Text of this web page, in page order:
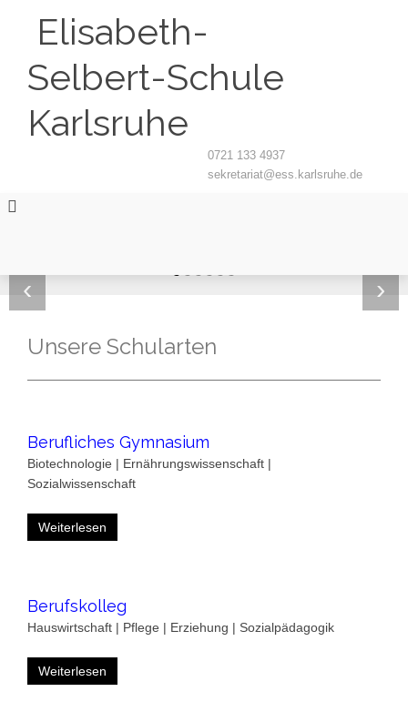
Elisabeth-
Selbert-Schule
Karlsruhe
0721 133 4937
sekretariat@ess.karlsruhe.de
›
‹
Unsere Schularten
Berufliches Gymnasium
Biotechnologie | Ernährungswissenschaft |
Sozialwissenschaft
Weiterlesen
Berufskolleg
Hauswirtschaft | Pflege | Erziehung | Sozialpädagogik
Weiterlesen